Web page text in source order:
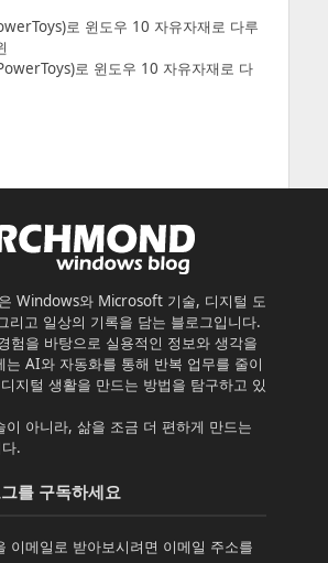
로 윈도우 10 자유자재로 다루
로 윈도우 10 자유자재로 다
Windows와 Microsoft 기술, 디지털 도
리고 일상의 기록을 담는 블로그입니다.
험을 바탕으로 실용적인 정보와 생각을
는 AI와 자동화를 통해 반복 업무를 줄이
지털 생활을 만드는 방법을 탐구하고 있
이 아니라, 삶을 조금 더 편하게 만드는
.
를 구독하세요
이메일로 받아보시려면 이메일 주소를